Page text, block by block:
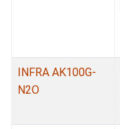
INFRA AK100G-
N2O